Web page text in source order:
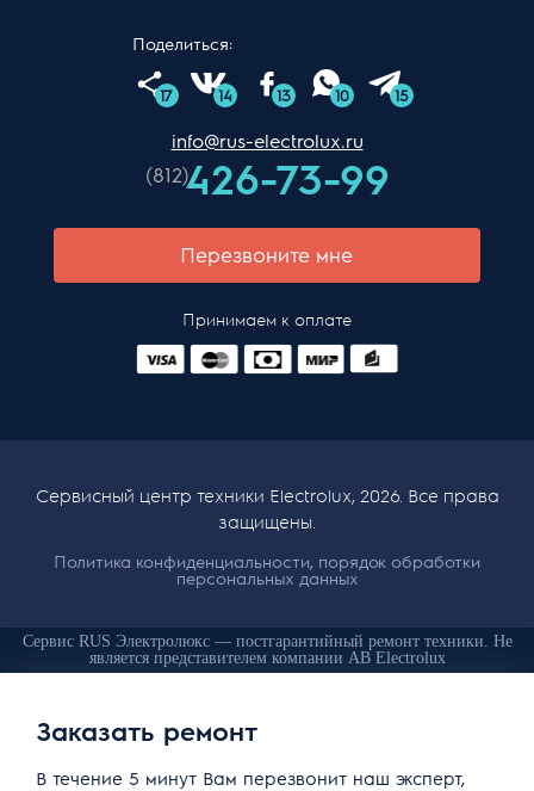
Поделиться:
17 14 13 10 15
info@rus-electrolux.ru
(812)426-73-99
Перезвоните мне
Принимаем к оплате
Сервисный центр техники Electrolux, 2026. Все права
защищены.
Политика конфиденциальности, порядок обработки
персональных данных
Сервис RUS Электролюкс — постгарантийный ремонт техники. Не
является представителем компании AB Electrolux
Заказать ремонт
В течение 5 минут Вам перезвонит наш эксперт,